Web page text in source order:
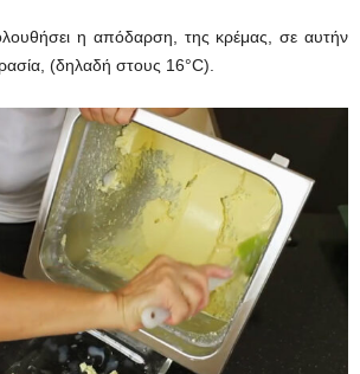
η απόδαρση, της κρέμας, σε αυτήν
(δηλαδή στους 16°C).